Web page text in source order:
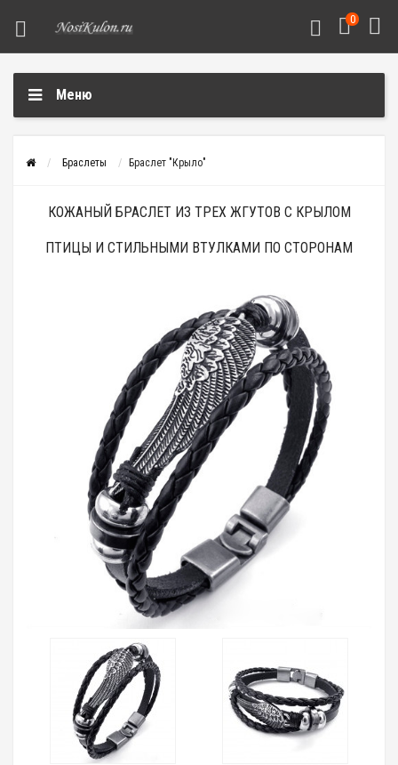
0
Меню
Браслеты Браслет "Крыло"
КОЖАНЫЙ БРАСЛЕТ ИЗ ТРЕХ ЖГУТОВ С КРЫЛОМ
ПТИЦЫ И СТИЛЬНЫМИ ВТУЛКАМИ ПО СТОРОНАМ